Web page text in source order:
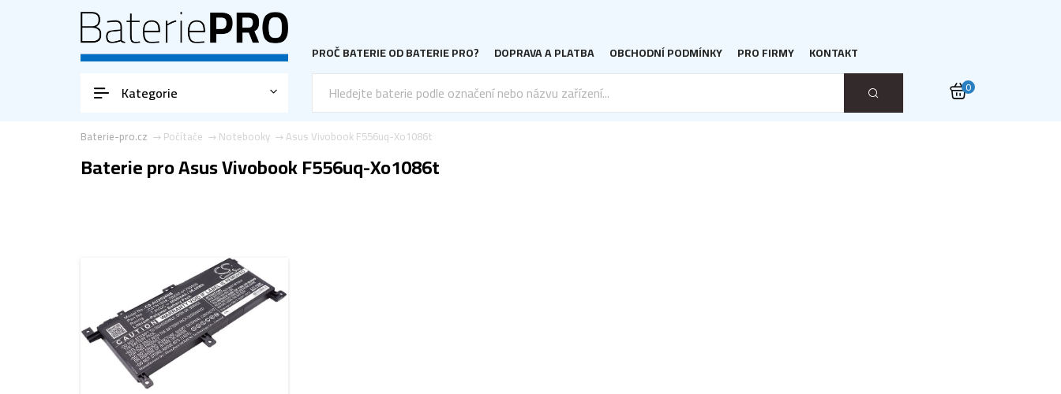
PROČ BATERIE OD BATERIE PRO? DOPRAVA A PLATBA OBCHODNÍ PODMÍNKY PRO FIRMY KONTAKT
Kategorie 0
Asus Vivobook F556uq-Xo1086t
Notebooky
Počítače
Baterie-pro.cz
Baterie pro Asus Vivobook F556uq-Xo1086t